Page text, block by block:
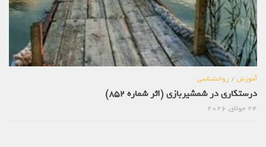
آموزش/روانشناسی
درستکاری در شمشیربازی (اثر شماره 852)